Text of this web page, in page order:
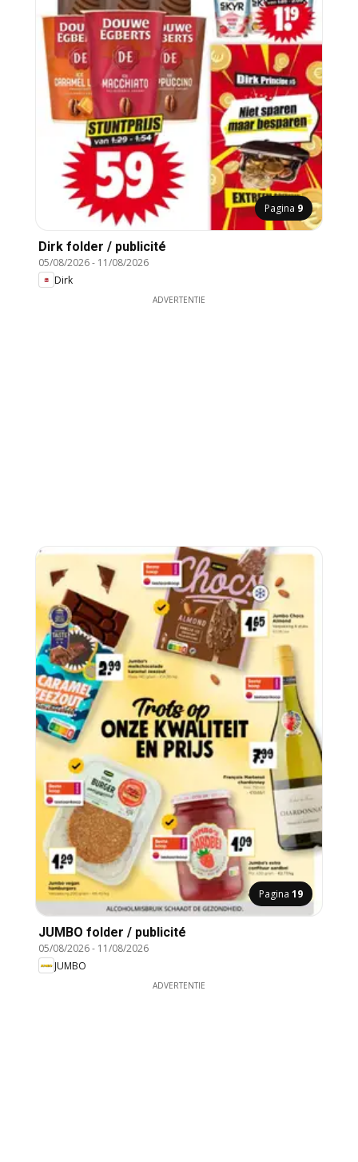
Pagina 9
Dirk folder / publicité
05/08/2026- 11/08/2026
Dirk
ADVERTENTIE
Pagina 19
JUMBO folder / publicité
05/08/2026- 11/08/2026
JUMBO
ADVERTENTIE